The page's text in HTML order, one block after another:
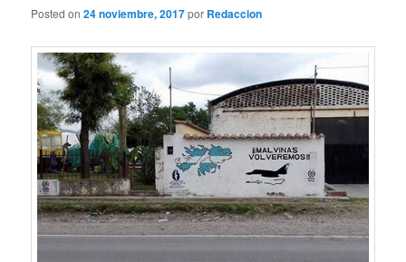
Posted on24 noviembre, 2017por Redaccion